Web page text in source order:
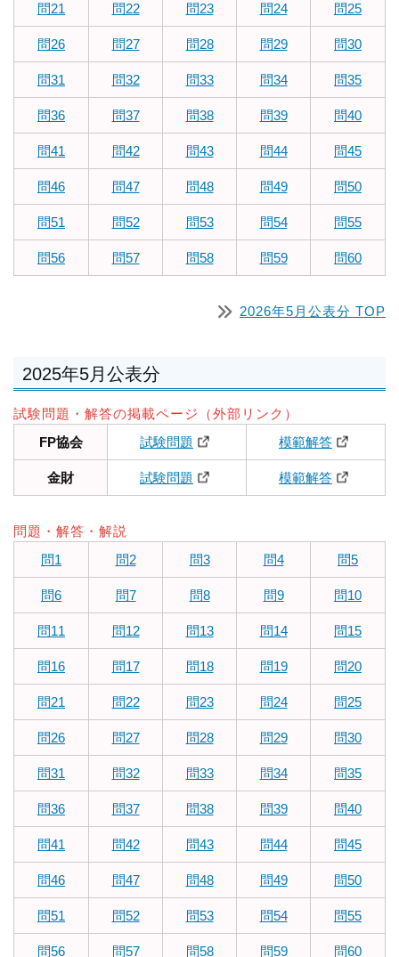
問21 問22 問23 問24 問25
問26 問27 問28 問29 問30
問31 問32 問33 問34 問35
問36 問37 問38 問39 問40
問41 問42 問43 問44 問45
問46 問47 問48 問49 問50
問51 問52 問53 問54 問55
問56 問57 問58 問59 問60
2026年5月公表分 TOP
2025年5月公表分
試験問題・解答の掲載ページ（外部リンク）
FP協会
試験問題 模範解答
金財 試験問題 模範解答
問題・解答・解説
問1
問2 問3 問4 問5
問6 問7 問8 問9 問10
問11 問12 問13 問14 問15
問16 問17 問18 問19 問20
問21 問22 問23 問24 問25
問26 問27 問28 問29 問30
問31 問32 問33 問34 問35
問36 問37 問38 問39 問40
問41 問42 問43 問44 問45
問46 問47 問48 問49 問50
問51 問52 問53 問54 問55
問56 問57 問58 問59 問60